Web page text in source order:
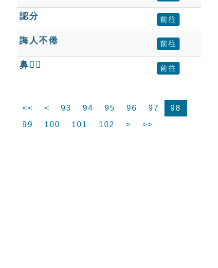
認分 前往
誨人不倦 前往
鼻𪖐𪖐 前往
<< < 93 94 95 96 97
98
99
100 101 102 > >>